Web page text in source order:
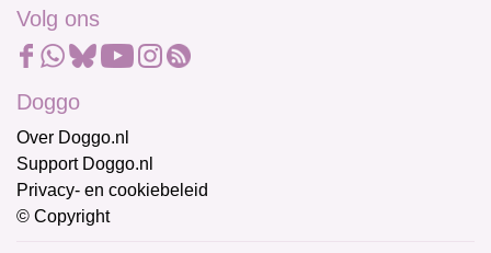
Volg ons
Doggo
Over Doggo.nl
Support Doggo.nl
Privacy- en cookiebeleid
© Copyright